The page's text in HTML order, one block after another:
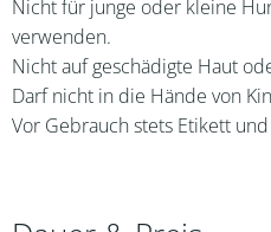
Nicht für junge oder kleine
verwenden.
Nicht auf geschädigte Haut
Darf nicht in die Hände von
Vor Gebrauch stets Etikett